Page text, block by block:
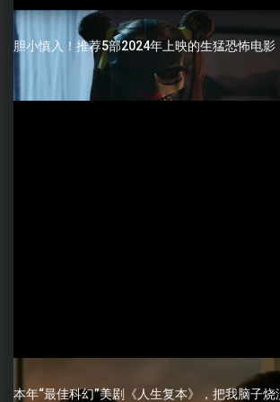
胆小慎入！推荐5部2024年上映的生猛恐怖电
本年“最佳科幻”美剧《人生复本》，把我脑子烧